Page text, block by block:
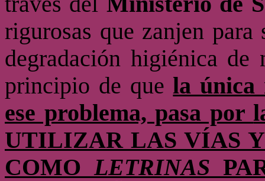
rigurosas que zanjen
degradación higiénica de
principio de quela única
ese problema, pasa por
UTILIZAR LAS VÍAS
COMOLETRINAS